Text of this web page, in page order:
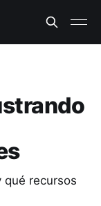
qué recursos